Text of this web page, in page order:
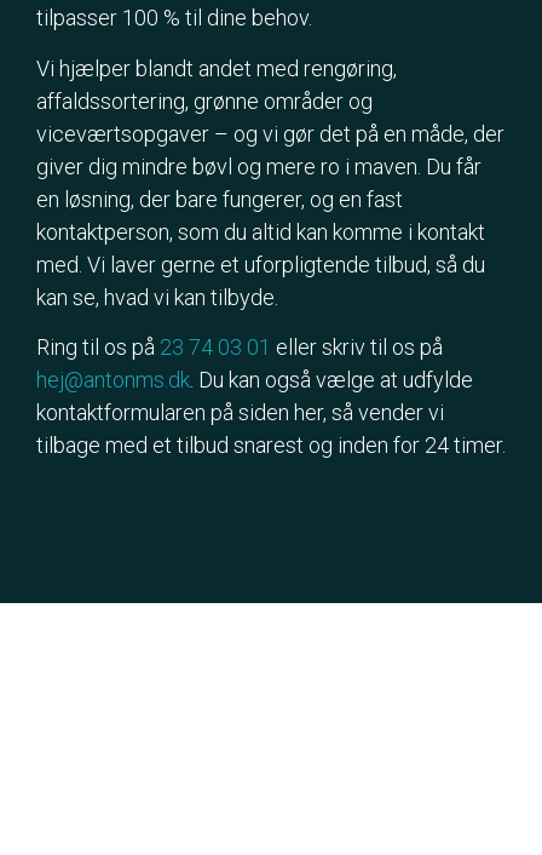
tilpasser 100 % til dine behov.
Vi hjælper blandt andet med rengøring,
affaldssortering, grønne områder og
viceværtsopgaver – og vi gør det på en måde, der
giver dig mindre bøvl og mere ro i maven. Du får
en løsning, der bare fungerer, og en fast
kontaktperson, som du altid kan komme i kontakt
med. Vi laver gerne et uforpligtende tilbud, så du
kan se, hvad vi kan tilbyde.
Ring til os på 23 74 03 01 eller skriv til os på
hej@antonms.dk . Du kan også vælge at udfylde
kontaktformularen på siden her, så vender vi
tilbage med et tilbud snarest og inden for 24 timer.